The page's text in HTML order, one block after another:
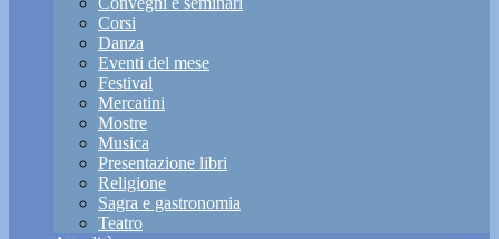
Corsi
Danza
Eventi del mese
Festival
Mercatini
Mostre
Musica
Presentazione libri
Religione
Sagra e gastronomia
Teatro